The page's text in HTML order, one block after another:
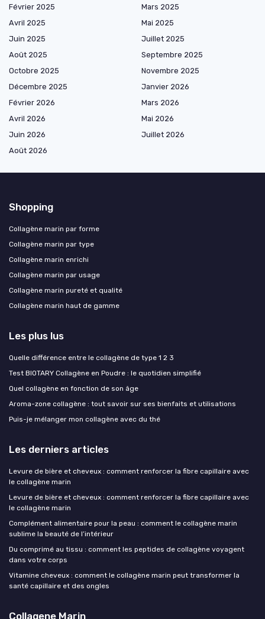
Février 2025
Mars 2025
Avril 2025
Mai 2025
Juin 2025
Juillet 2025
Août 2025
Septembre 2025
Octobre 2025
Novembre 2025
Décembre 2025
Janvier 2026
Février 2026
Mars 2026
Avril 2026
Mai 2026
Juin 2026
Juillet 2026
Août 2026
Shopping
Collagène marin par forme
Collagène marin par type
Collagène marin enrichi
Collagène marin par usage
Collagène marin pureté et qualité
Collagène marin haut de gamme
Les plus lus
Quelle différence entre le collagène de type 1 2 3
Test BIOTARY Collagène en Poudre : le quotidien simplifié
Quel collagène en fonction de son âge
Aroma-zone collagène : tout savoir sur ses bienfaits et utilisations
Puis-je mélanger mon collagène avec du thé
Les derniers articles
Levure de bière et cheveux : comment renforcer la fibre capillaire avec
le collagène marin
Levure de bière et cheveux : comment renforcer la fibre capillaire avec
le collagène marin
Complément alimentaire pour la peau : comment le collagène marin
sublime la beauté de l’intérieur
Du comprimé au tissu : comment les peptides de collagène voyagent
dans votre corps
Vitamine cheveux : comment le collagène marin peut transformer la
santé capillaire et des ongles
Collagene Marin